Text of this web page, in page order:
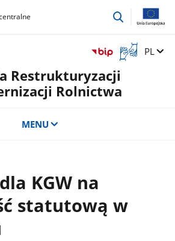
przejdź
Otwórz
okno
z
tłumaczem
Zmień
PL
Restrukturyzacji
Rolnictwa
MENU
KGW na
statutową w